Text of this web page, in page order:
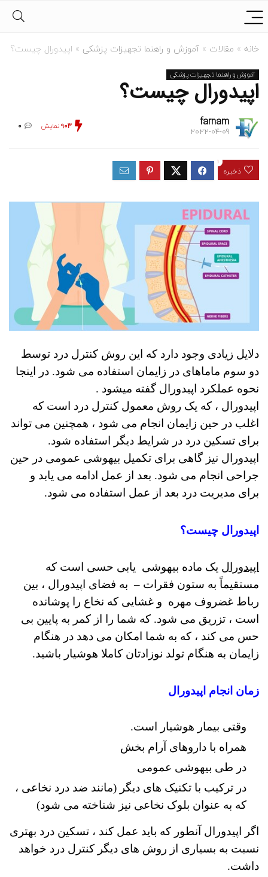
خانه » مقالات » آموزش و راهنما تجهیزات پزشکی » اپیدورال چیست؟
آموزش و راهنما تجهیزات پزشکی
اپیدورال چیست؟
farnam
2022-04-09
903نمایش 0
ذخیره
1
دلایل زیادی وجود دارد که این روش کنترل درد توسط
دو سوم ماماهای در زایمان استفاده می شود. در اینجا
نحوه عملکرد اپیدورال گفته میشود .
اپیدورال ، که یک روش معمول کنترل درد است که
اغلب در حین زایمان انجام می شود ، همچنین می تواند
برای تسکین درد در شرایط دیگر استفاده شود.
اپیدورال نیز گاهی برای تکمیل بیهوشی عمومی در حین
جراحی انجام می شود. بعد از عمل ادامه می یابد و
برای مدیریت درد بعد از عمل استفاده می شود.
اپیدورال چیست؟
اپیدورال یک ماده بیهوشی یابی حسی است که
مستقیماً به ستون فقرات – به فضای اپیدورال ، بین
رباط غضروف مهره و غشایی که نخاع را پوشانده
است ، تزریق می شود. که شما را از کمر به پایین بی
حس می کند ، که به شما امکان می دهد در هنگام
زایمان به هنگام تولد نوزادتان کاملا هوشیار باشید.
زمان انجام اپیدورال
وقتی بیمار هوشیار است.
همراه با داروهای آرام بخش
در طی بیهوشی عمومی
در ترکیب با تکنیک های دیگر (مانند ضد درد نخاعی ،
که به عنوان بلوک نخاعی نیز شناخته می شود)
اگر اپیدورال آنطور که باید عمل کند ، تسکین درد بهتری
نسبت به بسیاری از روش های دیگر کنترل درد خواهد
داشت.